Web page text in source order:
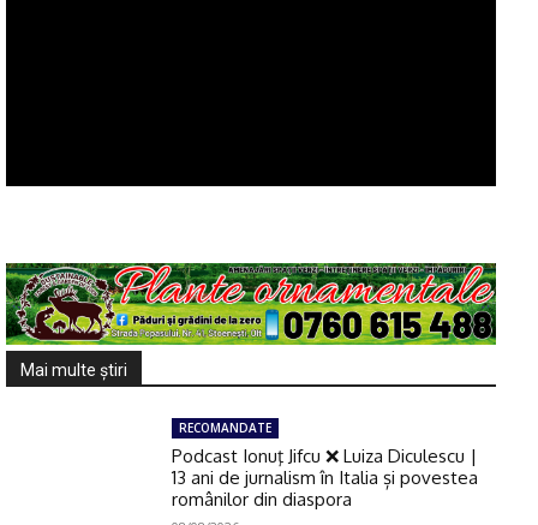
Mai multe ştiri
RECOMANDATE
Podcast Ionuţ Jifcu ❌ Luiza Diculescu |
13 ani de jurnalism în Italia și povestea
românilor din diaspora